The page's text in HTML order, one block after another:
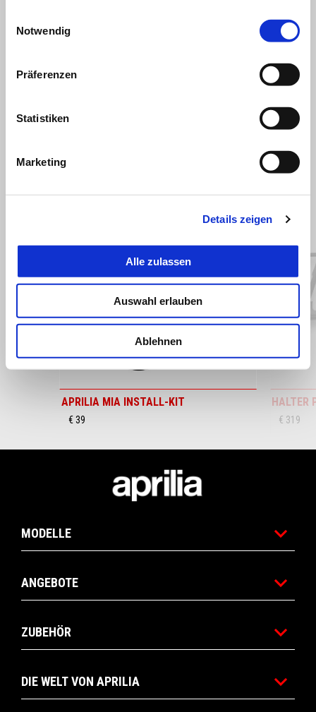
Notwendig
Präferenzen
Statistiken
Marketing
Details zeigen
Alle zulassen
Auswahl erlauben
Ablehnen
APRILIA MIA INSTALL-KIT
€ 39
HALTER
€ 319
Item
MODELLE
ANGEBOTE
ZUBEHÖR
DIE WELT VON APRILIA